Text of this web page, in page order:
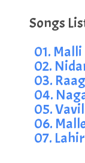
01.
02.
03.
04.
05.
06.
07.